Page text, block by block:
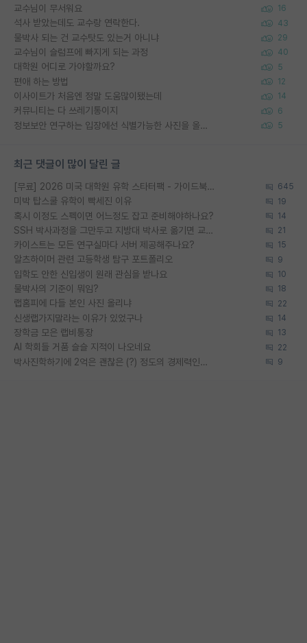
교수님이 무서워요 16
석사 받았는데도 교수랑 연락한다. 43
물박사 되는 건 교수탓도 있는거 아니냐 29
교수님이 슬럼프에 빠지게 되는 과정 40
대학원 어디로 가야할까요? 5
편애 하는 방법 12
이사이트가 처음엔 정말 도움많이됐는데 14
커뮤니티는 다 쓰레기통이지 6
정보보안 연구하는 입장에선 식별가능한 사진을 올리는건 비추이긴함 5
최근 댓글이 많이 달린 글
[무료] 2026 미국 대학원 유학 스타터팩 - 가이드북 & 합격자 컨택메일 템플릿 645
미박 탑스쿨 유학이 빡세진 이유 19
혹시 이정도 스펙이면 어느정도 잡고 준비해야하나요? 14
SSH 박사과정을 그만두고 지방대 박사로 옮기면 교수의 꿈은 끝일까요? 21
카이스트는 모든 연구실마다 서버 제공해주나요? 15
알츠하이머 관련 고등학생 탐구 포트폴리오 9
입학도 안한 신입생이 원래 관심을 받나요 10
물박사의 기준이 뭐임? 18
랩홈피에 다들 본인 사진 올리냐 22
신생랩가지말라는 이유가 있었구나 14
장학금 모은 랩비통장 13
AI 학회들 거품 슬슬 지적이 나오네요 22
박사진학하기에 2억은 괜찮은 (?) 정도의 경제력인가요 9